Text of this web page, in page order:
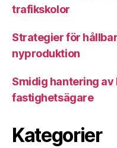
trafikskolor
Strategier för
nyproduktion
Smidig hantering
fastighetsägare
Kategorier